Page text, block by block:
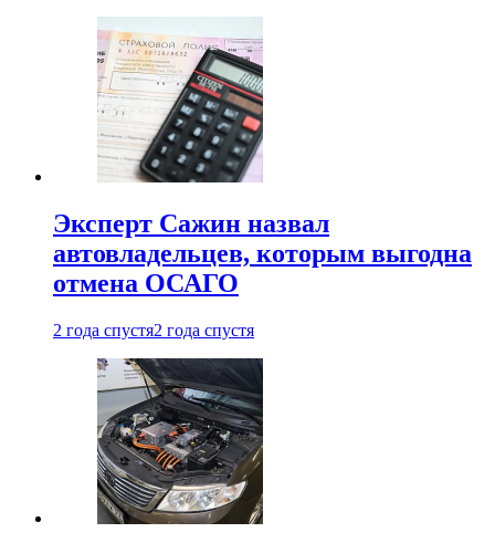
Эксперт Сажин назвал
автовладельцев, которым выгодна
отмена ОСАГО
2 года спустя2 года спустя